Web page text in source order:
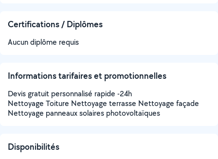
Certifications / Diplômes
Aucun diplôme requis
Informations tarifaires et promotionnelles
Devis gratuit personnalisé rapide -24h
Nettoyage Toiture Nettoyage terrasse Nettoyage façade
Nettoyage panneaux solaires photovoltaïques
Disponibilités